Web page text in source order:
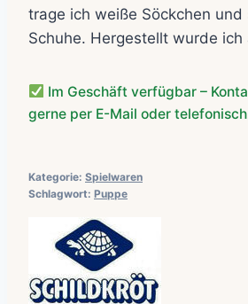
trage ich weiße Söckchen und
Schuhe. Hergestellt wurde ich
Im Geschäft verfügbar –
gerne per E-Mail oder
Kategorie: Spielwaren
Schlagwort: Puppe